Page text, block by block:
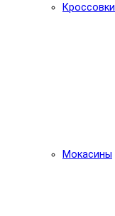
Кроссовки
Мокасины